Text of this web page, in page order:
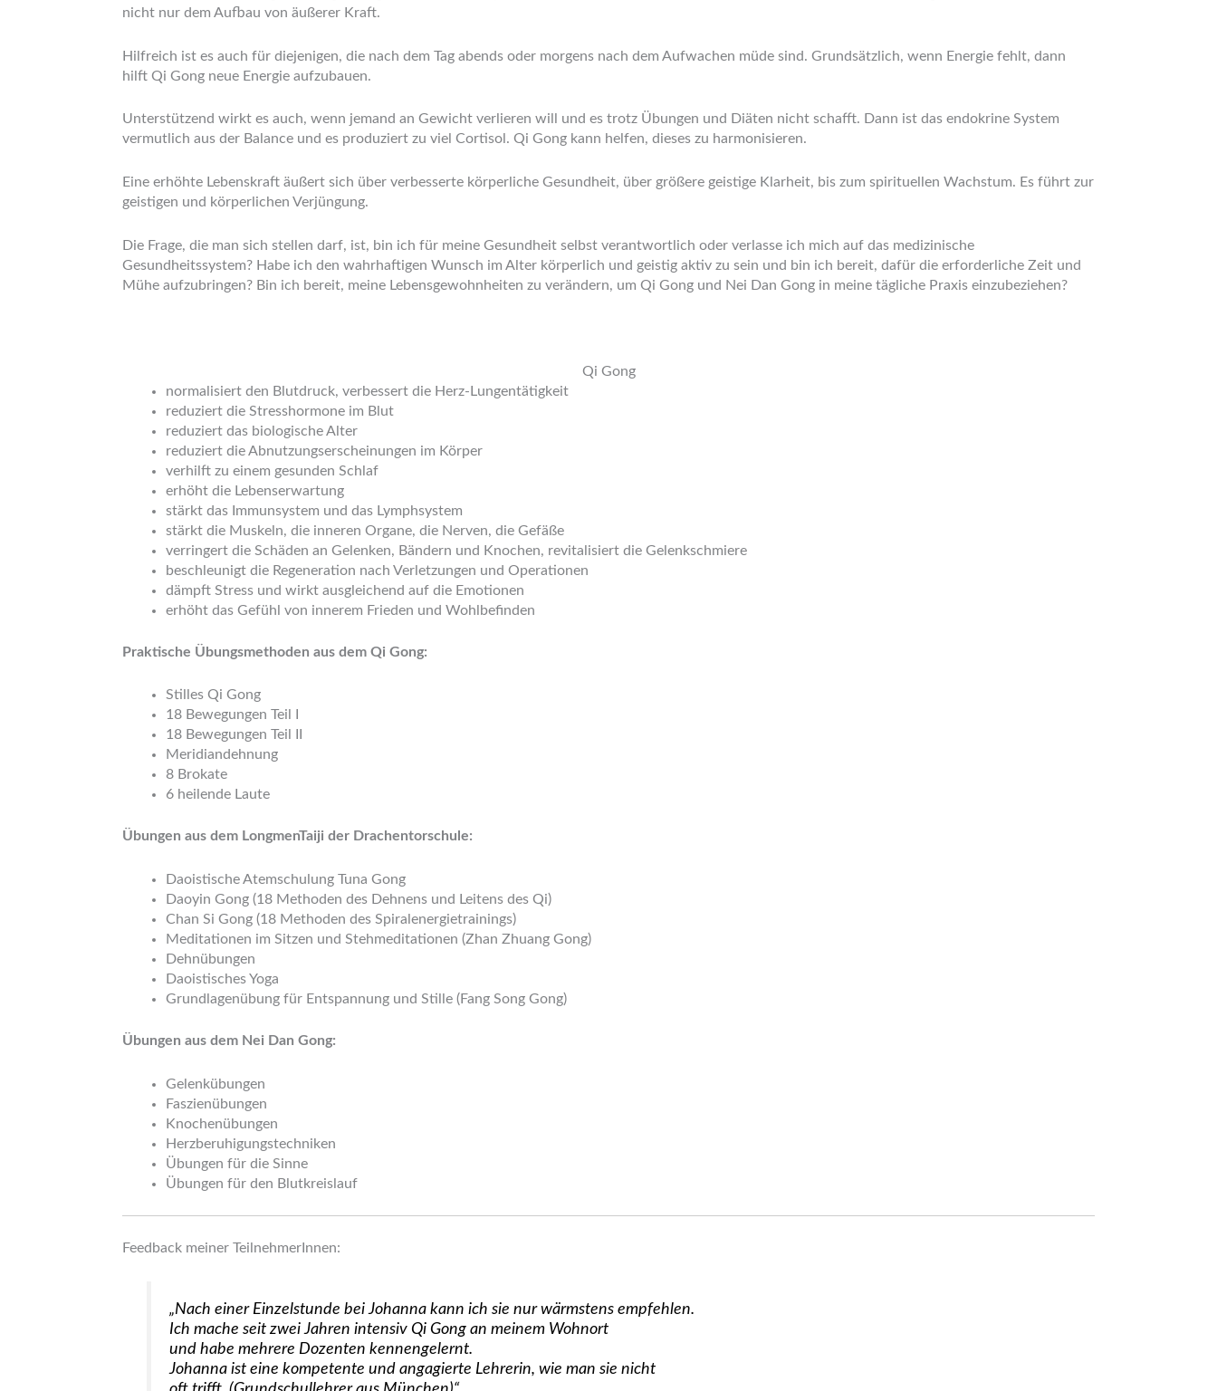
nicht nur dem Aufbau von äußerer Kraft.
Hilfreich ist es auch für diejenigen, die nach dem Tag abends oder morgens nach dem Aufwachen müde sind. Grundsätzlich, wenn Energie fehlt, dann
hilft Qi Gong neue Energie aufzubauen.
Unterstützend wirkt es auch, wenn jemand an Gewicht verlieren will und es trotz Übungen und Diäten nicht schafft. Dann ist das endokrine System
vermutlich aus der Balance und es produziert zu viel Cortisol. Qi Gong kann helfen, dieses zu harmonisieren.
Eine erhöhte Lebenskraft äußert sich über verbesserte körperliche Gesundheit, über größere geistige Klarheit, bis zum spirituellen Wachstum. Es führt zur
geistigen und körperlichen Verjüngung.
Die Frage, die man sich stellen darf, ist, bin ich für meine Gesundheit selbst verantwortlich oder verlasse ich mich auf das medizinische
Gesundheitssystem? Habe ich den wahrhaftigen Wunsch im Alter körperlich und geistig aktiv zu sein und bin ich bereit, dafür die erforderliche Zeit und
Mühe aufzubringen? Bin ich bereit, meine Lebensgewohnheiten zu verändern, um Qi Gong und Nei Dan Gong in meine tägliche Praxis einzubeziehen?
Qi Gong
normalisiert den Blutdruck, verbessert die Herz-Lungentätigkeit
reduziert die Stresshormone im Blut
reduziert das biologische Alter
reduziert die Abnutzungserscheinungen im Körper
verhilft zu einem gesunden Schlaf
erhöht die Lebenserwartung
stärkt das Immunsystem und das Lymphsystem
stärkt die Muskeln, die inneren Organe, die Nerven, die Gefäße
verringert die Schäden an Gelenken, Bändern und Knochen, revitalisiert die Gelenkschmiere
beschleunigt die Regeneration nach Verletzungen und Operationen
dämpft Stress und wirkt ausgleichend auf die Emotionen
erhöht das Gefühl von innerem Frieden und Wohlbefinden
Praktische Übungsmethoden aus dem Qi Gong:
Stilles Qi Gong
18 Bewegungen Teil I
18 Bewegungen Teil II
Meridiandehnung
8 Brokate
6 heilende Laute
Übungen aus dem LongmenTaiji der Drachentorschule:
Daoistische Atemschulung Tuna Gong
Daoyin Gong (18 Methoden des Dehnens und Leitens des Qi)
Chan Si Gong (18 Methoden des Spiralenergietrainings)
Meditationen im Sitzen und Stehmeditationen (Zhan Zhuang Gong)
Dehnübungen
Daoistisches Yoga
Grundlagenübung für Entspannung und Stille (Fang Song Gong)
Übungen aus dem Nei Dan Gong:
Gelenkübungen
Faszienübungen
Knochenübungen
Herzberuhigungstechniken
Übungen für die Sinne
Übungen für den Blutkreislauf
Feedback meiner TeilnehmerInnen:
„Nach einer Einzelstunde bei Johanna kann ich sie nur wärmstens empfehlen.
Ich mache seit zwei Jahren intensiv Qi Gong an meinem Wohnort
und habe mehrere Dozenten kennengelernt.
Johanna ist eine kompetente und angagierte Lehrerin, wie man sie nicht